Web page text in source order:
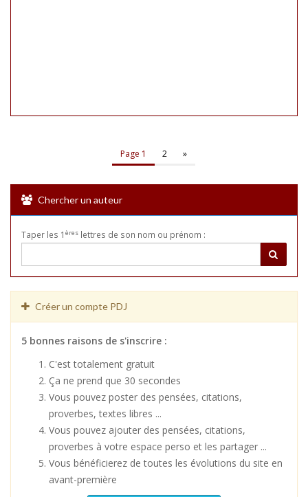
Page 1 2 »
Chercher un auteur
Taper les 1 ères lettres de son nom ou prénom :
Créer un compte PDJ
5 bonnes raisons de s'inscrire :
C'est totalement gratuit
Ça ne prend que 30 secondes
Vous pouvez poster des pensées, citations,
proverbes, textes libres ...
Vous pouvez ajouter des pensées, citations,
proverbes à votre espace perso et les partager ...
Vous bénéficierez de toutes les évolutions du site en
avant-première